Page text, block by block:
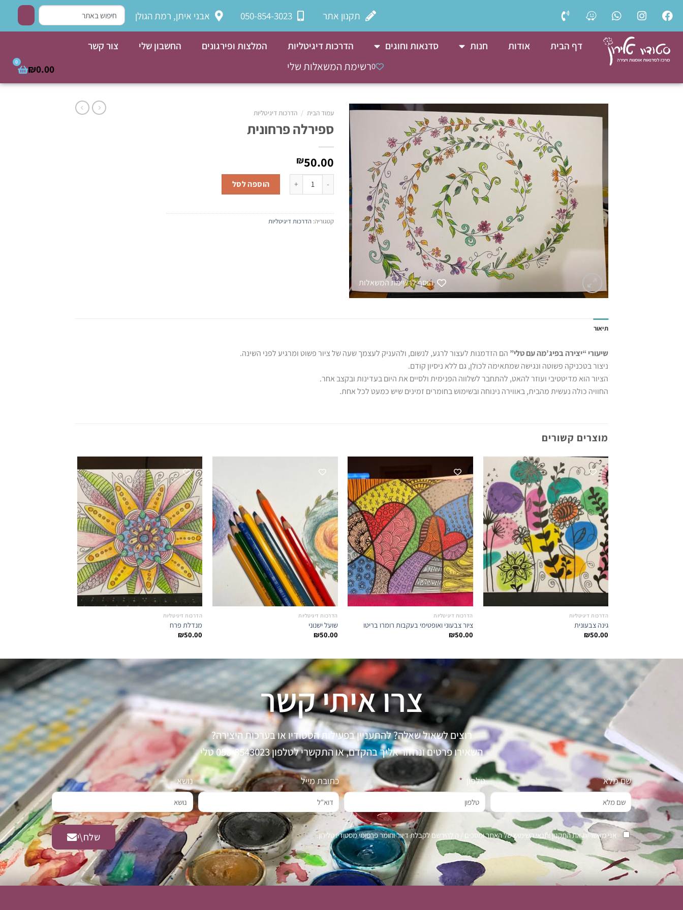
תקנון אתר 050-854-3023 אבני איתן, רמת הגולן
דף הבית אודות חנות סדנאות וחוגים הדרכות דיגיטליות המלצות ופירגונים החשבון שלי צור קשר
0רשימת המשאלות שלי ₪0.00
0
הוסף לרשימת המשאלות
עמוד הבית / הדרכות דיגיטליות
ספירלה פרחונית
₪50.00
הוספה לסל
קטגוריה: הדרכות דיגיטליות
תיאור
שיעורי “יצירה בפיג’מה עם טלי” הם הזדמנות לעצור לרגע, לנשום, ולהעניק לעצמך שעה של ציור פשוט ומרגיע לפני השינה.
ניצור בטכניקה פשוטה ונגישה שמתאימה לכולן, גם ללא ניסיון קודם.
הציור הוא מדיטטיבי ועוזר להאט, להתחבר לשלווה הפנימית ולסיים את היום בעדינות ובקצב אחר.
החוויה כולה נעשית מהבית, באווירה נינוחה ובשימוש בחומרים זמינים שיש כמעט לכל אחת.
מוצרים קשורים
הדרכות דיגיטליות
גינה צבעונית
₪50.00
הדרכות דיגיטליות
ציור צבעוני ואופטימי בעקבות רומרו בריטו
₪50.00
הדרכות דיגיטליות
שועל ישנוני
₪50.00
הדרכות דיגיטליות
מנדלת פרח
₪50.00
צרו איתי קשר
רוצים לשאול שאלה? להתעניין בפעילות הסטודיו או בערכות היצירה?
השאירו פרטים ונחזור אליך בהקדם, או התקשרי לטלפון 050-8543023 טלי
שם מלא טלפון כתובת מייל נושא
אני מאשר/ת את התקנון ותנאי השימוש של האתר ומסכים / ה להירשם לקבלת דיוור וחומר פרסומי מסטודיו טלירון. שלח\י